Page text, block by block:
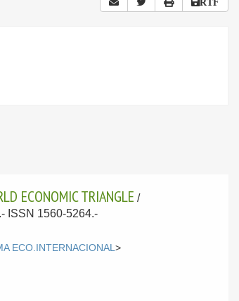
RTF
ECONOMIC TRIANGLE /
ISSN 1560-5264.-
ECO.INTERNACIONAL>